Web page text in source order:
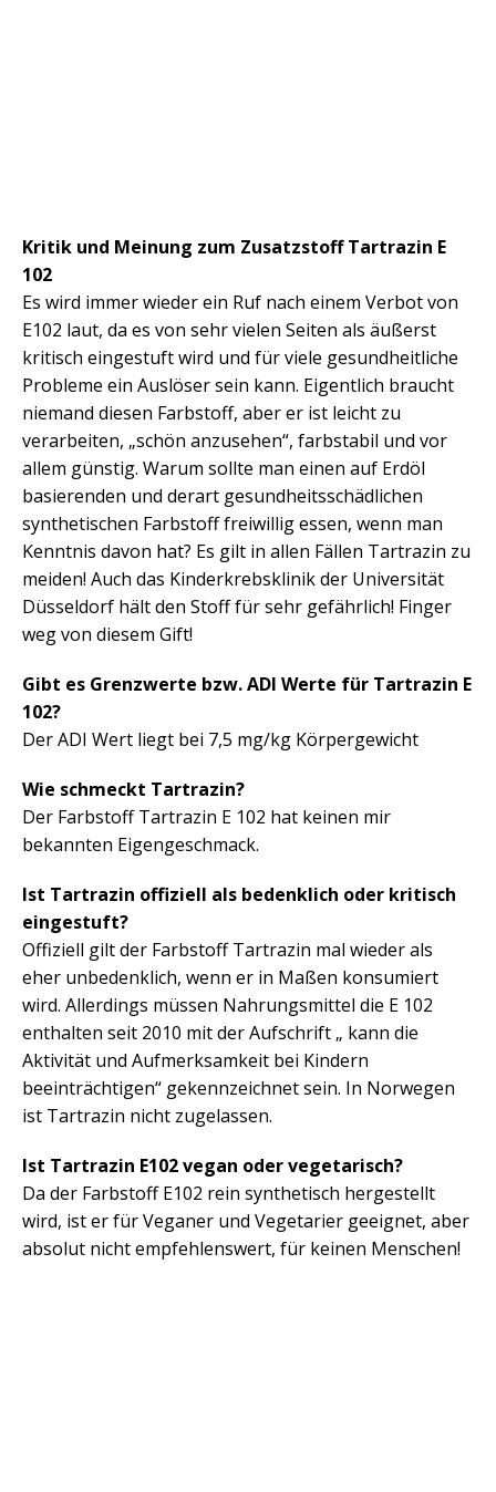
Kritik und Meinung zum Zusatzstoff Tartrazin E
102
Es wird immer wieder ein Ruf nach einem Verbot von
E102 laut, da es von sehr vielen Seiten als äußerst
kritisch eingestuft wird und für viele gesundheitliche
Probleme ein Auslöser sein kann. Eigentlich braucht
niemand diesen Farbstoff, aber er ist leicht zu
verarbeiten, „schön anzusehen“, farbstabil und vor
allem günstig. Warum sollte man einen auf Erdöl
basierenden und derart gesundheitsschädlichen
synthetischen Farbstoff freiwillig essen, wenn man
Kenntnis davon hat? Es gilt in allen Fällen Tartrazin zu
meiden! Auch das Kinderkrebsklinik der Universität
Düsseldorf hält den Stoff für sehr gefährlich! Finger
weg von diesem Gift!
Gibt es Grenzwerte bzw. ADI Werte für Tartrazin E
102?
Der ADI Wert liegt bei 7,5 mg/kg Körpergewicht
Wie schmeckt Tartrazin?
Der Farbstoff Tartrazin E 102 hat keinen mir
bekannten Eigengeschmack.
Ist Tartrazin offiziell als bedenklich oder kritisch
eingestuft?
Offiziell gilt der Farbstoff Tartrazin mal wieder als
eher unbedenklich, wenn er in Maßen konsumiert
wird. Allerdings müssen Nahrungsmittel die E 102
enthalten seit 2010 mit der Aufschrift „ kann die
Aktivität und Aufmerksamkeit bei Kindern
beeinträchtigen“ gekennzeichnet sein. In Norwegen
ist Tartrazin nicht zugelassen.
Ist Tartrazin E102 vegan oder vegetarisch?
Da der Farbstoff E102 rein synthetisch hergestellt
wird, ist er für Veganer und Vegetarier geeignet, aber
absolut nicht empfehlenswert, für keinen Menschen!